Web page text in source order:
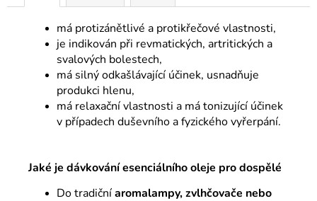
má protizánětlivé a protikřečové vlastnosti,
je indikován při revmatických, artritických a
svalových bolestech,
má silný odkašlávající účinek, usnadňuje
produkci hlenu,
má relaxační vlastnosti a má tonizující účinek
v případech duševního a fyzického vyřerpání.
Jaké je dávkování esenciálního oleje pro dospělé
Do tradičníaromalampy, zvlhčovače nebo